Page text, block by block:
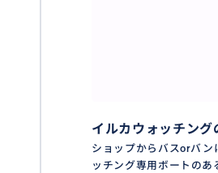
イルカウォッチング
ショップからバスorバン
ッチング専用ボートのあ